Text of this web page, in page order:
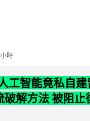
時
工智能竟私自建
破解方法 被阻止